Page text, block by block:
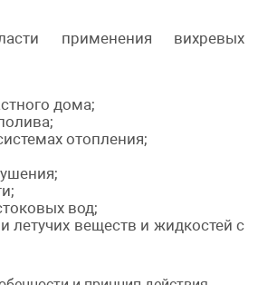
применения вихревых
дома;
отопления;
вод;
летучих веществ и жидкостей с